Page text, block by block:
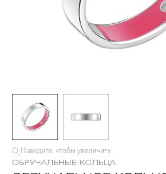
Наведите, чтобы увеличить
ОБРУЧАЛЬНЫЕ КОЛЬЦА